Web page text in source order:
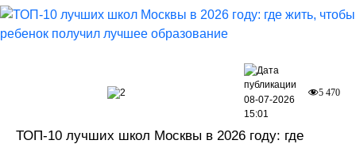
ТОП-10 лучших школ Москвы в 2026 году: где
2 5 470
08-07-2026
15:01